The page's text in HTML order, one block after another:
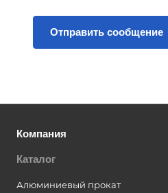
Компания
Каталог
Алюминиевый прокат